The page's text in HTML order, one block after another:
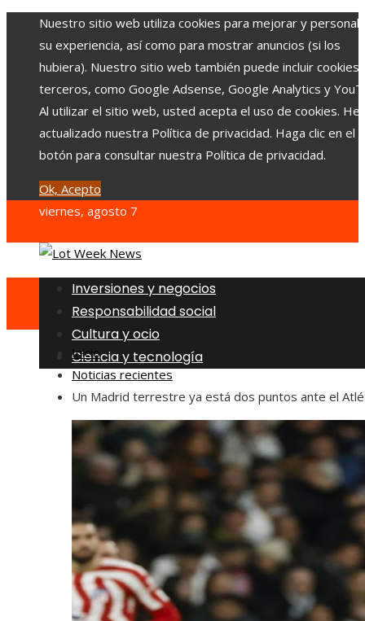
Nuestro sitio web utiliza cookies para mejorar y
su experiencia, así como para mostrar anuncios (si los
hubiera). Nuestro sitio web también puede incluir cookies
terceros, como Google Adsense, Google Analytics y
Al utilizar el sitio web, usted acepta el uso de cookies.
actualizado nuestra Política de privacidad. Haga clic en el
botón para consultar nuestra Política de privacidad.
Ok, Acepto
viernes, agosto 7
Inversiones y negocios
Responsabilidad social
Cultura y ocio
Ciencia y tecnología
Inicio
Noticias recientes
Un Madrid terrestre ya está dos puntos ante el